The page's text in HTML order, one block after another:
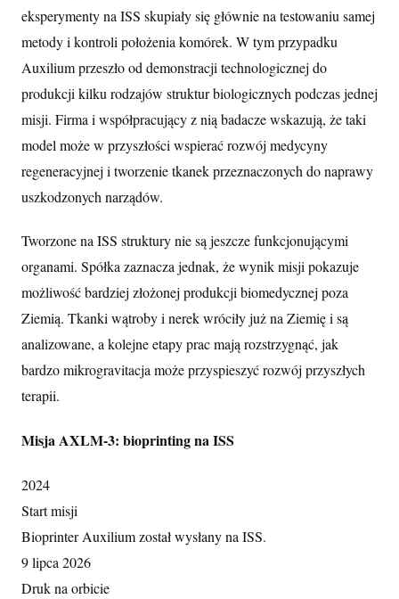
eksperymenty na ISS skupiały się głównie na testowaniu samej
metody i kontroli położenia komórek. W tym przypadku
Auxilium przeszło od demonstracji technologicznej do
produkcji kilku rodzajów struktur biologicznych podczas jednej
misji. Firma i współpracujący z nią badacze wskazują, że taki
model może w przyszłości wspierać rozwój medycyny
regeneracyjnej i tworzenie tkanek przeznaczonych do naprawy
uszkodzonych narządów.
Tworzone na ISS struktury nie są jeszcze funkcjonującymi
organami. Spółka zaznacza jednak, że wynik misji pokazuje
możliwość bardziej złożonej produkcji biomedycznej poza
Ziemią. Tkanki wątroby i nerek wróciły już na Ziemię i są
analizowane, a kolejne etapy prac mają rozstrzygnąć, jak
bardzo mikrogravitacja może przyspieszyć rozwój przyszłych
terapii.
Misja AXLM-3: bioprinting na ISS
2024
Start misji
Bioprinter Auxilium został wysłany na ISS.
9 lipca 2026
Druk na orbicie